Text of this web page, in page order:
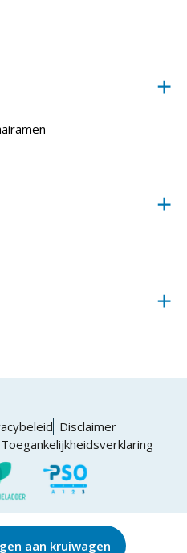
aan kruiwagen
Disclaimer
Toegankelijkheidsverklaring